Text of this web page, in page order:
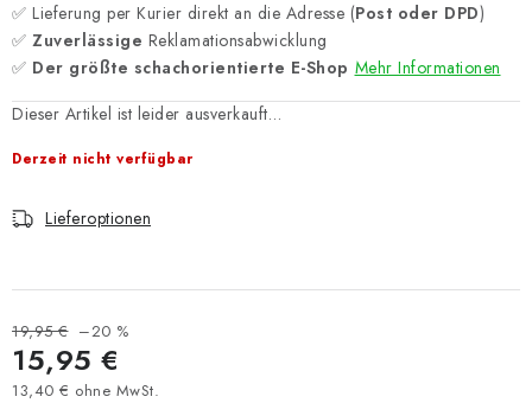
✅ Lieferung per Kurier direkt an die Adresse (Post oder DPD)
✅ Zuverlässige Reklamationsabwicklung
✅ Der größte schachorientierte E-Shop Mehr Informationen
Dieser Artikel ist leider ausverkauft…
Derzeit nicht verfügbar
Lieferoptionen
19,95 € –20 %
15,95 €
13,40 € ohne MwSt.